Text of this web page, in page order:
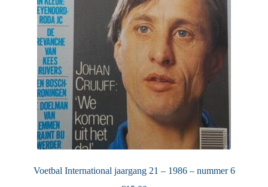
Voetbal International jaargang 21 – 1986 – nummer 6